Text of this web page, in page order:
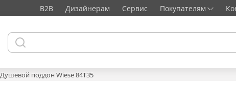
B2B Дизайнерам Сервис Покупателям
Душевой поддон Wiese 84T35